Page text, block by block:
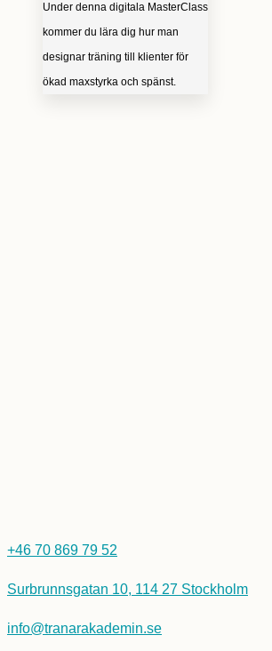
Under denna digitala MasterClass
kommer du lära dig hur man
designar träning till klienter för
ökad maxstyrka och spänst.
+46 70 869 79 52
Surbrunnsgatan 10, 114 27 Stockholm
info@tranarakademin.se